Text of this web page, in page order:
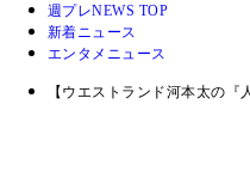
週プレNEWS TOP
新着ニュース
エンタメニュース
【ウエストランド河本太の